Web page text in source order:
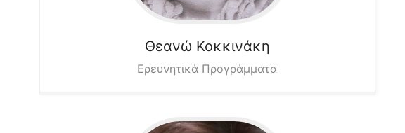
Θεανώ Κοκκινάκη
Ερευνητικά Προγράμματα